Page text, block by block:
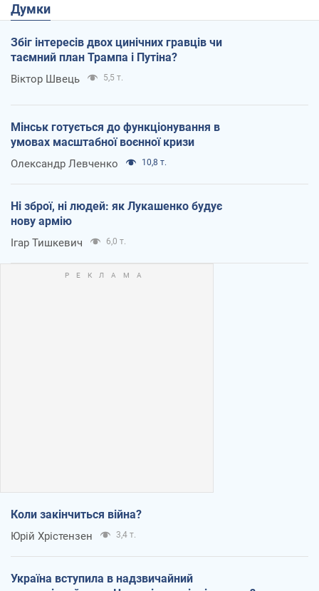
Думки
Збіг інтересів двох цинічних гравців чи
таємний план Трампа і Путіна?
Віктор Швець 5,5 т.
Мінськ готується до функціонування в
умовах масштабної воєнної кризи
Олександр Левченко 10,8 т.
Ні зброї, ні людей: як Лукашенко будує
нову армію
Ігар Тишкевич 6,0 т.
Коли закінчиться війна?
Юрій Хрістензен 3,4 т.
Україна вступила в надзвичайний